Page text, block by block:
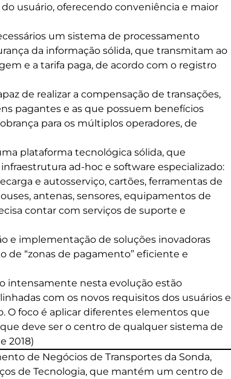
usuário, oferecendo conveniência e maior
um sistema de processamento
da informação sólida, que transmitam ao
e a tarifa paga, de acordo com o registro
de realizar a compensação de transações,
pagantes e as que possuem benefícios
para os múltiplos operadores, de
plataforma tecnológica sólida, que
ad-hoc e software especializado:
e autosserviço, cartões, ferramentas de
antenas, sensores, equipamentos de
contar com serviços de suporte e
e implementação de soluções inovadoras
de “zonas de pagamento” eficiente e
intensamente nesta evolução estão
com os novos requisitos dos usuários e
O foco é aplicar diferentes elementos que
deve ser o centro de qualquer sistema de
2018)
de Negócios de Transportes da Sonda,
de Tecnologia, que mantém um centro de